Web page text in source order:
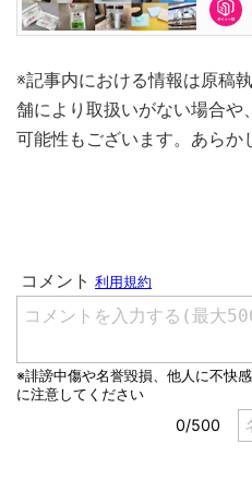
※記事内における情報は原稿
舗により取扱いがない場合や
可能性もございます。あらか